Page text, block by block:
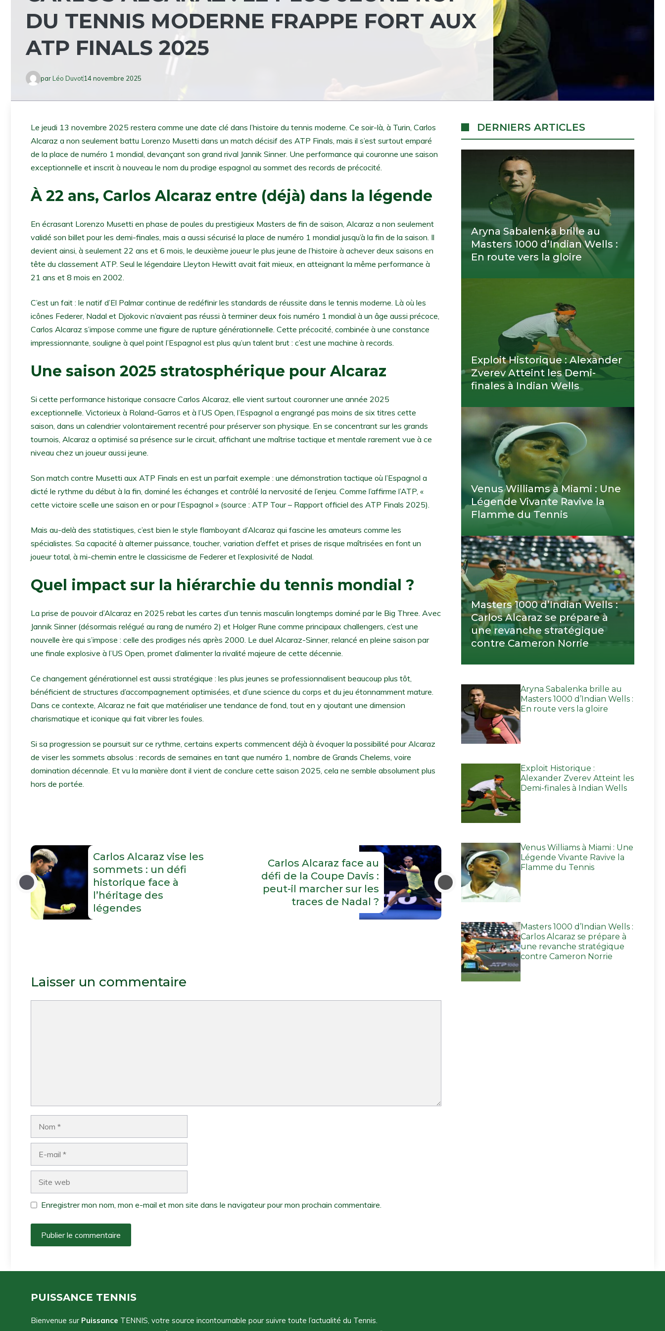
DU TENNIS MODERNE FRAPPE FORT AUX
ATP FINALS 2025
parLéo Duvot14 novembre 2025
Le jeudi 13 novembre 2025 restera comme une date clé dans l’histoire du tennis moderne. Ce soir-là, à Turin, Carlos
Alcaraz a non seulement battu Lorenzo Musetti dans un match décisif des ATP Finals, mais il s’est surtout emparé
de la place de numéro 1 mondial, devançant son grand rival Jannik Sinner. Une performance qui couronne une saison
exceptionnelle et inscrit à nouveau le nom du prodige espagnol au sommet des records de précocité.
À 22 ans, Carlos Alcaraz entre (déjà) dans la légende
En écrasant Lorenzo Musetti en phase de poules du prestigieux Masters de fin de saison, Alcaraz a non seulement
validé son billet pour les demi-finales, mais a aussi sécurisé la place de numéro 1 mondial jusqu’à la fin de la saison. Il
devient ainsi, à seulement 22 ans et 6 mois, le deuxième joueur le plus jeune de l’histoire à achever deux saisons en
tête du classement ATP. Seul le légendaire Lleyton Hewitt avait fait mieux, en atteignant la même performance à
21 ans et 8 mois en 2002.
C’est un fait : le natif d’El Palmar continue de redéfinir les standards de réussite dans le tennis moderne. Là où les
icônes Federer, Nadal et Djokovic n’avaient pas réussi à terminer deux fois numéro 1 mondial à un âge aussi précoce,
Carlos Alcaraz s’impose comme une figure de rupture générationnelle. Cette précocité, combinée à une constance
impressionnante, souligne à quel point l’Espagnol est plus qu’un talent brut : c’est une machine à records.
Une saison 2025 stratosphérique pour Alcaraz
Si cette performance historique consacre Carlos Alcaraz, elle vient surtout couronner une année 2025
exceptionnelle. Victorieux à Roland-Garros et à l’US Open, l’Espagnol a engrangé pas moins de six titres cette
saison, dans un calendrier volontairement recentré pour préserver son physique. En se concentrant sur les grands
tournois, Alcaraz a optimisé sa présence sur le circuit, affichant une maîtrise tactique et mentale rarement vue à ce
niveau chez un joueur aussi jeune.
Son match contre Musetti aux ATP Finals en est un parfait exemple : une démonstration tactique où l’Espagnol a
dicté le rythme du début à la fin, dominé les échanges et contrôlé la nervosité de l’enjeu. Comme l’affirme l’ATP, «
cette victoire scelle une saison en or pour l’Espagnol » (source : ATP Tour – Rapport officiel des ATP Finals 2025).
Mais au-delà des statistiques, c’est bien le style flamboyant d’Alcaraz qui fascine les amateurs comme les
spécialistes. Sa capacité à alterner puissance, toucher, variation d’effet et prises de risque maîtrisées en font un
joueur total, à mi-chemin entre le classicisme de Federer et l’explosivité de Nadal.
Quel impact sur la hiérarchie du tennis mondial ?
La prise de pouvoir d’Alcaraz en 2025 rebat les cartes d’un tennis masculin longtemps dominé par le Big Three. Avec
Jannik Sinner (désormais relégué au rang de numéro 2) et Holger Rune comme principaux challengers, c’est une
nouvelle ère qui s’impose : celle des prodiges nés après 2000. Le duel Alcaraz-Sinner, relancé en pleine saison par
une finale explosive à l’US Open, promet d’alimenter la rivalité majeure de cette décennie.
Ce changement générationnel est aussi stratégique : les plus jeunes se professionnalisent beaucoup plus tôt,
bénéficient de structures d’accompagnement optimisées, et d’une science du corps et du jeu étonnamment mature.
Dans ce contexte, Alcaraz ne fait que matérialiser une tendance de fond, tout en y ajoutant une dimension
charismatique et iconique qui fait vibrer les foules.
Si sa progression se poursuit sur ce rythme, certains experts commencent déjà à évoquer la possibilité pour Alcaraz
de viser les sommets absolus : records de semaines en tant que numéro 1, nombre de Grands Chelems, voire
domination décennale. Et vu la manière dont il vient de conclure cette saison 2025, cela ne semble absolument plus
hors de portée.
Carlos Alcaraz vise les
sommets : un défi
historique face à
l’héritage des
légendes
Carlos Alcaraz face au
défi de la Coupe Davis :
peut-il marcher sur les
traces de Nadal ?
Laisser un commentaire
Enregistrer mon nom, mon e-mail et mon site dans le navigateur pour mon prochain commentaire.
DERNIERS ARTICLES
Aryna Sabalenka brille au
Masters 1000 d’Indian Wells :
En route vers la gloire
Exploit Historique : Alexander
Zverev Atteint les Demi-
finales à Indian Wells
Venus Williams à Miami : Une
Légende Vivante Ravive la
Flamme du Tennis
Masters 1000 d’Indian Wells :
Carlos Alcaraz se prépare à
une revanche stratégique
contre Cameron Norrie
Aryna Sabalenka brille au
Masters 1000 d’Indian Wells :
En route vers la gloire
Exploit Historique :
Alexander Zverev Atteint les
Demi-finales à Indian Wells
Venus Williams à Miami : Une
Légende Vivante Ravive la
Flamme du Tennis
Masters 1000 d’Indian Wells :
Carlos Alcaraz se prépare à
une revanche stratégique
contre Cameron Norrie
PUISSANCE TENNIS
Bienvenue sur Puissance TENNIS, votre source incontournable pour suivre toute l’actualité du Tennis.